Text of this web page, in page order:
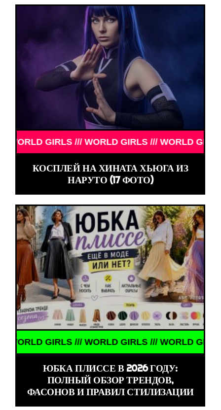
WORLD GIRLS /// WORLD GIRLS ///
КОСПЛЕЙ НА ХИНАТА ХЬЮГА ИЗ
НАРУТО (17 ФОТО)
WORLD GIRLS /// WORLD GIRLS ///
ЮБКА ПЛИССЕ В 2026 ГОДУ:
ПОЛНЫЙ ОБЗОР ТРЕНДОВ,
ФАСОНОВ И ПРАВИЛ СТИЛИЗАЦИИ